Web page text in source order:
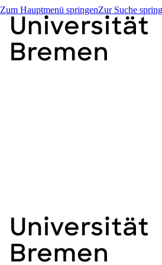
Zum Hauptmenü springenZur Suche